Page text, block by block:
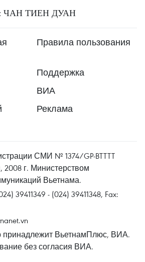
ЧАН ТИЕН ДУАН
Правила пользования
Поддержка
ВИА
Реклама
СМИ № 1374/GP-BTTTT
2008 г. Министерством
Вьетнама.
39411349 - (024) 39411348, Fax:
принадлежит ВьетнамПлюс, ВИА.
без согласия ВИА.